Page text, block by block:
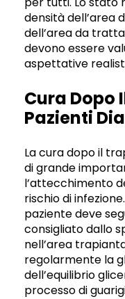
densità dell’area
dell’area da
devono essere
aspettative
Cura Dopo
Pazienti
La cura dopo il
di grande
l’attecchimento
rischio di
paziente deve
consigliato dallo
nell’area
regolarmente la
dell’equilibrio
processo di